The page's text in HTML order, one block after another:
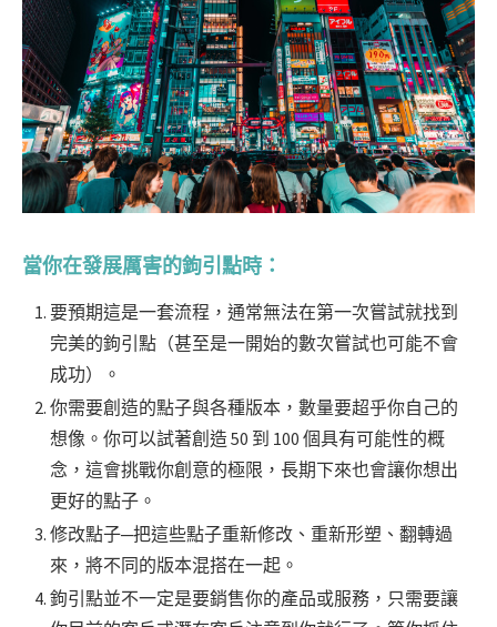
當你在發展厲害的鉤引點時：
要預期這是一套流程，通常無法在第一次嘗試就找到
完美的鉤引點（甚至是一開始的數次嘗試也可能不會
成功）。
你需要創造的點子與各種版本，數量要超乎你自己的
想像。你可以試著創造 50 到 100 個具有可能性的概
念，這會挑戰你創意的極限，長期下來也會讓你想出
更好的點子。
修改點子─把這些點子重新修改、重新形塑、翻轉過
來，將不同的版本混搭在一起。
鉤引點並不一定是要銷售你的產品或服務，只需要讓